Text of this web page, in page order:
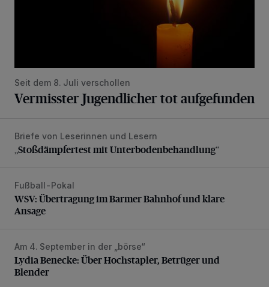
Seit dem 8. Juli verschollen
Vermisster Jugendlicher tot aufgefunden
„Stoßdämpfertest mit Unterbodenbehandlung“
Briefe von Leserinnen und Lesern
„Stoßdämpfertest mit Unterbodenbehandlung“
WSV: Übertragung im Barmer Bahnhof und klare Ansage
Fußball-Pokal
WSV: Übertragung im Barmer Bahnhof und klare
Ansage
Lydia Benecke: Über Hochstapler, Betrüger und Blender
Am 4. September in der „börse“
Lydia Benecke: Über Hochstapler, Betrüger und
Blender